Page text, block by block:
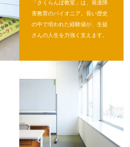
「さくらんぼ教室」は、発達障
害教育のパイオニア。長い歴史
の中で培われた経験値が、生徒
さんの人生を力強く支えます。